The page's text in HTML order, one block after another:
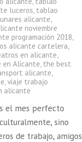
luceros, tablao
alicante,
noviembre
programación 2018,
alicante cartelera,
en alicante,
en Alicante, the best
alicante,
,viaje trabajo
alicante
el mes perfecto
sino
de trabajo, amigos